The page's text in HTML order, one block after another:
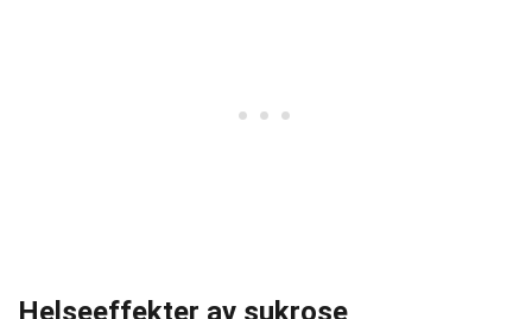
Helseeffekter av sukrose